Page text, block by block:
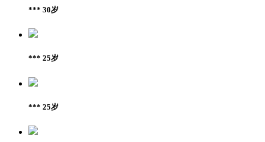
*** 30岁
*** 25岁
*** 25岁